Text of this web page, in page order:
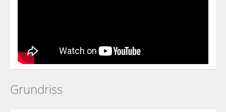
Grundriss